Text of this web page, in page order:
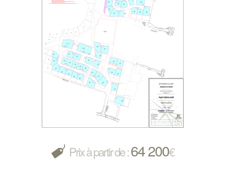
Prix à partir de :64 200€